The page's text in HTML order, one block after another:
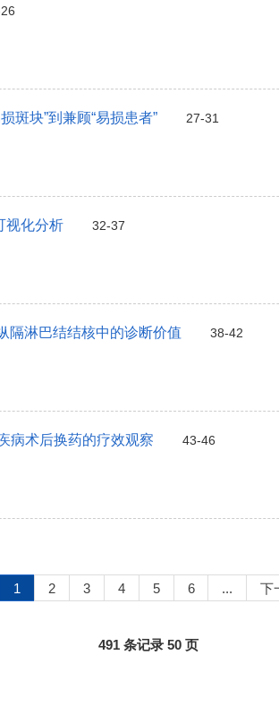
块”到兼顾“易损患者” 27-31
视化分析 32-37
隔淋巴结结核中的诊断价值 38-42
病术后换药的疗效观察 43-46
1 2 3 4 5 6 ... 下
491 条记录 50 页